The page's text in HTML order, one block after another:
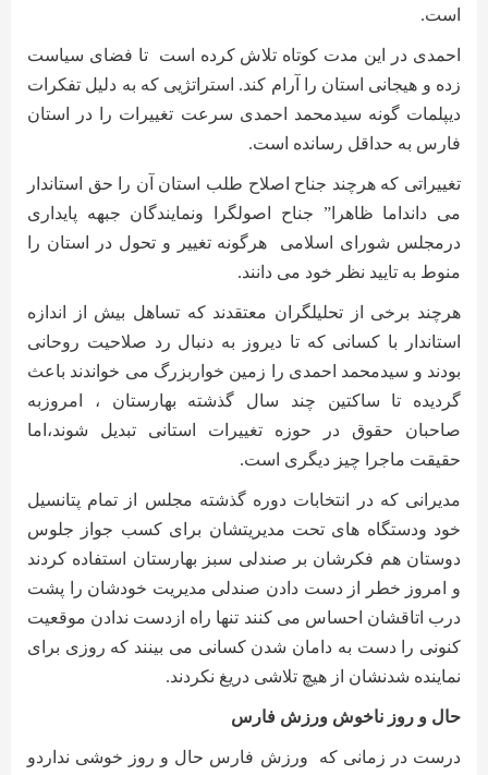
است.
احمدی در این مدت کوتاه تلاش کرده است
تا فضای سیاست
زده و هیجانی استان را آرام کند. استراتژیی که به دلیل تفکرات
دیپلمات گونه سیدمحمد احمدی سرعت تغییرات را در استان
فارس به حداقل رسانده است.
تغییراتی که هرچند جناح اصلاح طلب استان آن را حق استاندار
می دانداما ظاهرا” جناح اصولگرا ونمایندگان جبهه پایداری
درمجلس شورای اسلامی
هرگونه تغییر و تحول در استان را
منوط به تایید نظر خود می دانند.
هرچند برخی از تحلیلگران معتقدند که تساهل بیش از اندازه
استاندار با کسانی که تا دیروز به دنبال رد صلاحیت روحانی
بودند و سیدمحمد احمدی را زمین خواربزرگ می خواندند باعث
گردیده تا ساکتین چند سال گذشته بهارستان ، امروزبه
صاحبان حقوق در حوزه تغییرات استانی تبدیل شوند،اما
حقیقت ماجرا چیز دیگری است.
مدیرانی که در انتخابات دوره گذشته مجلس از تمام پتانسیل
خود ودستگاه های تحت مدیریتشان برای کسب جواز جلوس
دوستان هم فکرشان بر صندلی سبز بهارستان استفاده کردند
و امروز خطر از دست دادن صندلی مدیریت خودشان را پشت
درب اتاقشان احساس می کنند تنها راه ازدست ندادن موقعیت
کنونی را دست به دامان شدن کسانی می بینند که روزی برای
نماینده شدنشان از هیچ تلاشی دریغ نکردند.
حال و روز ناخوش ورزش فارس
درست در زمانی که
ورزش فارس حال و روز خوشی نداردو